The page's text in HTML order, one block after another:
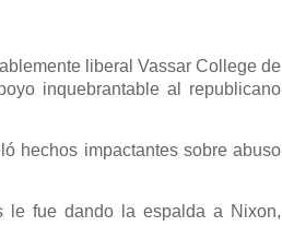
liberal Vassar College de
inquebrantable al republicano
hechos impactantes sobre abuso
fue dando la espalda a Nixon,